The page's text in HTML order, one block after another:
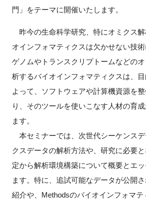
門」をテーマに開催いたします。
昨今の生命科学研究、特にオミクス解
オインフォマティクスは欠かせない技術
ゲノムやトランスクリプトームなどの
析するバイオインフォマティクスは、
よって、ソフトウェアや計算機資源を
り、そのツールを使いこなす人材の育
ます。
本セミナーでは、次世代シーケンスデ
クスデータの解析方法や、研究に必要
定から解析環境構築について概要とエ
ます。特に、追試可能なデータが公開
紹介や、Methodsのバイオインフォマテ